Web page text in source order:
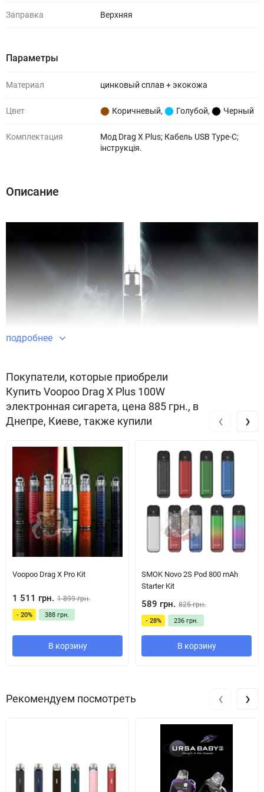
Заправка Верхняя
Параметры
Материал цинковый сплав + экокожа
Цвет Коричневый, Голубой, Черный
Комплектация
Мод Drag X Plus; Кабель USB Type-C;
інструкція.
Описание
Voopoo Drag X Plus 100W
Електронні сигарети Voopoo Drag X Plus 100W мають унікальну
конструкцію. Новий винахід поєднує в собі всі останні розробки
в галузі вейпінгу. Компанія вирішила відмовитися від
прямокутного боксу мода. Особливо виділяються стильні
вставки з боків. Усі прилади приховані усередині дуже міцного
корпусу із металу. Тут же розташовуються відразу два ємні
акумулятори 18650 від 100 до 200 Ватт, які забезпечують
працездатність всієї системи. Пристрій побудований на новому
чіпсеті під кодовим ім'ям Gene. Характерною особливістю
електронної плати Gene вважається висока швидкість роботи
різних режимах.
подробнее
Покупатели, которые приобрели
Купить Voopoo Drag X Plus 100W
электронная сигарета, цена 885 грн., в
Днепре, Киеве, также купили
Voopoo Drag X Pro Kit
1 511 грн. 1 899 грн.
- 20% 388 грн.
В корзину
SMOK Novo 2S Pod 800 mAh
Starter Kit
589 грн. 825 грн.
- 28% 236 грн.
В корзину
‹ ›
Рекомендуем посмотреть ‹ ›